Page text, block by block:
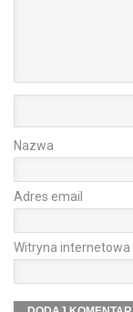
Nazwa
Adres email
Witryna internetowa